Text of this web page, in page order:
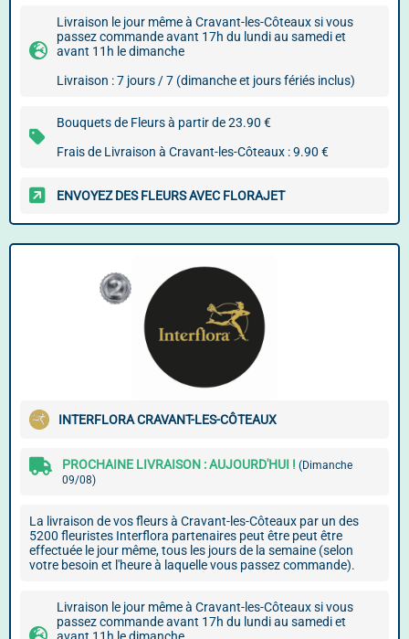
Livraison le jour même à Cravant-les-Côteaux si vous
passez commande avant 17h du lundi au samedi et
avant 11h le dimanche
Livraison : 7 jours / 7 (dimanche et jours fériés inclus)
Bouquets de Fleurs à partir de 23.90 €
Frais de Livraison à Cravant-les-Côteaux : 9.90 €
ENVOYEZ DES FLEURS AVEC FLORAJET
INTERFLORA CRAVANT-LES-CÔTEAUX
PROCHAINE LIVRAISON : AUJOURD'HUI ! (Dimanche
09/08)
La livraison de vos fleurs à Cravant-les-Côteaux par un des
5200 fleuristes Interflora partenaires peut être peut être
effectuée le jour même, tous les jours de la semaine (selon
votre besoin et l'heure à laquelle vous passez commande).
Livraison le jour même à Cravant-les-Côteaux si vous
passez commande avant 17h du lundi au samedi et